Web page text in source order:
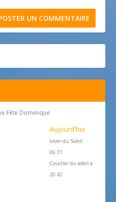
Fête Dominique
Aujourd'hui
Lever du Soleil
06:31
Coucher du soleil à
20:42